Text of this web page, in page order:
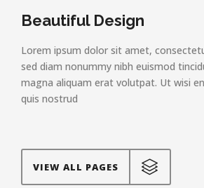
Beautiful Design
Lorem ipsum dolor sit amet,
sed diam nonummy nibh euismod
magna aliquam erat volutpat. Ut wisi
quis nostrud
VIEW ALL PAGES